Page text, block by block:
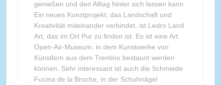
genießen und den Alltag hinter sich lassen kann.
Ein neues Kunstprojekt, das Landschaft und
Kreativität miteinander verbindet, ist Ledro Land
Art, das im Ort Pur zu finden ist. Es ist eine Art
Open-Air-Museum, in dem Kunstwerke von
Künstlern aus dem Trentino bestaunt werden
können. Sehr interessant ist auch die Schmiede
Fucina de la Broche, in der Schuhnägel